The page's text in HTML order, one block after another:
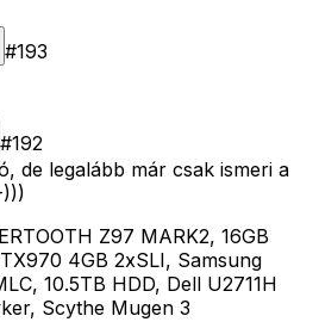
#193
#192
de legalább már csak ismeri a
Z97 MARK2, 16GB
4GB 2xSLI, Samsung
10.5TB HDD, Dell U2711H
Scythe Mugen 3